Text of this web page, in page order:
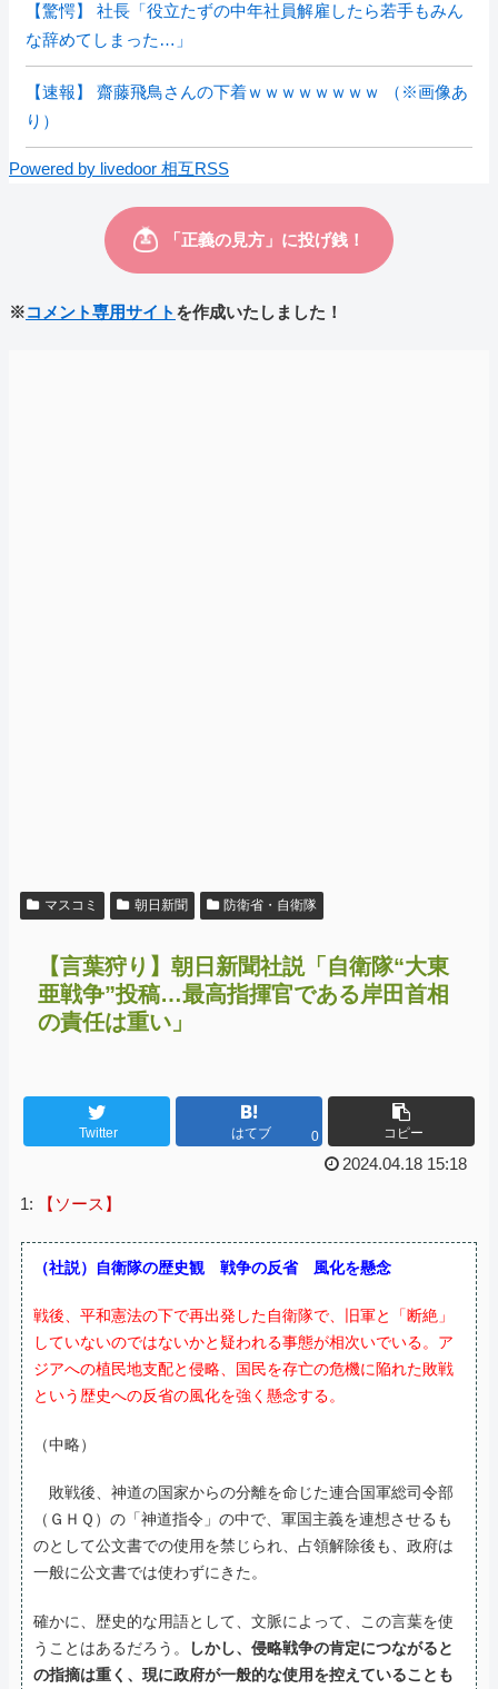
【驚愕】 社長「役立たずの中年社員解雇したら若手もみん
な辞めてしまった…」
【速報】 齋藤飛鳥さんの下着ｗｗｗｗｗｗｗｗ （※画像あ
り）
Powered by livedoor 相互RSS
※コメント専用サイト を作成いたしました！
マスコミ 朝日新聞 防衛省・自衛隊
【言葉狩り】朝日新聞社説「自衛隊“大東
亜戦争”投稿…最高指揮官である岸田首相
の責任は重い」
Twitter はてブ 0 コピー
2024.04.18 15:18
1: 【ソース】
（社説）自衛隊の歴史観 戦争の反省 風化を懸念
戦後、平和憲法の下で再出発した自衛隊で、旧軍と「断絶」
していないのではないかと疑われる事態が相次いでいる。ア
ジアへの植民地支配と侵略、国民を存亡の危機に陥れた敗戦
という歴史への反省の風化を強く懸念する。
（中略）
敗戦後、神道の国家からの分離を命じた連合国軍総司令部
（ＧＨＱ）の「神道指令」の中で、軍国主義を連想させるも
のとして公文書での使用を禁じられ、占領解除後も、政府は
一般に公文書では使わずにきた。
確かに、歴史的な用語として、文脈によって、この言葉を使
うことはあるだろう。
しかし、侵略戦争の肯定につながると
の指摘は重く、現に政府が一般的な使用を控えていることも